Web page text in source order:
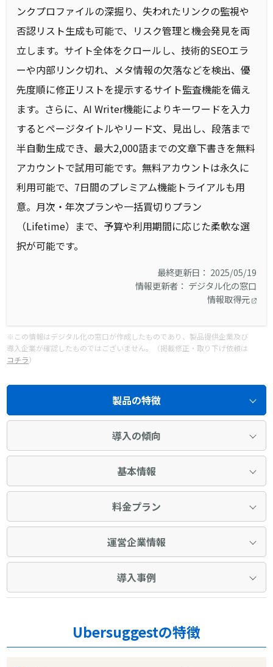
ンクプロファイルの深掘り、失われたリンクの監視や
否認リスト生成も可能で、リスク管理と機会発見を両
立します。サイト全体をクロールし、技術的SEOエラ
ーや内部リンク切れ、メタ情報の欠落などを検出、優
先度順に修正リストを提示するサイト監査機能を備え
ます。さらに、AI Writer機能によりキーワードを入力
するとページタイトルやリード文、見出し、段落まで
半自動生成でき、最大2,000語までの文章下書きを無料
アカウントで試用可能です。無料アカウントは永久に
利用可能で、7日間のプレミアム機能トライアルも用
意。月次・年次プランや一括買切りプラン
（Lifetime）まで、予算や利用期間に応じた柔軟な選
択が可能です。
最終更新日： 2025/05/19
情報更新者： デジタル化の窓口
情報取得元
※この情報はデジタル化の窓口が作成したものであり、製品提供企業及び
導入企業が確認したものではございません。（掲載修正・取り下げ依頼は
コチラ）
製品の特徴
導入の傾向
基本情報
料金プラン
運営企業情報
導入事例
Ubersuggestの特徴